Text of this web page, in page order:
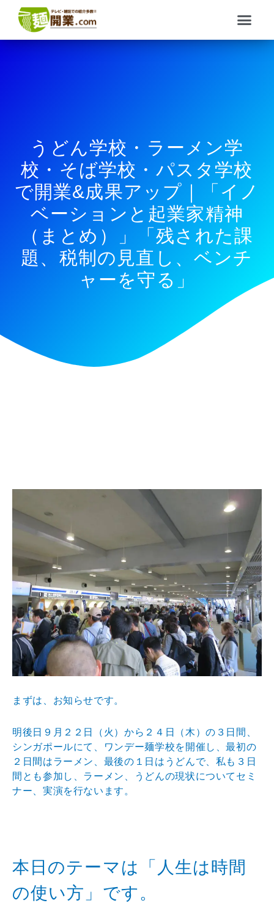
メ
ニ
ュ
うどん学校・ラーメン学
校・そば学校・パスタ学校
で開業&成果アップ｜「イノ
ベーションと起業家精神
（まとめ）」「残された課
題、税制の見直し、ベンチ
ャーを守る」
まずは、お知らせです。
明後日９月２２日（火）から２４日（木）の３日間、
シンガポールにて、ワンデー麺学校を開催し、最初の
２日間はラーメン、最後の１日はうどんで、私も３日
間とも参加し、ラーメン、うどんの現状についてセミ
ナー、実演を行ないます。
本日のテーマは「人生は時間
の使い方」です。